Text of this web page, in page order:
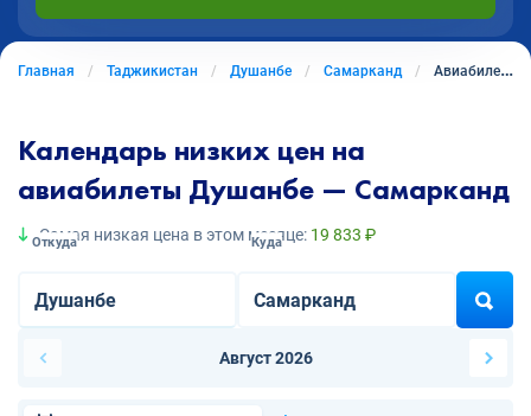
Главная Таджикистан Душанбе Самарканд Авиабилеты из Душанбе в Самарканд
Календарь низких цен на
авиабилеты Душанбе — Самарканд
Самая низкая цена в этом месяце: 19 833 ₽
Откуда Куда
Август 2026